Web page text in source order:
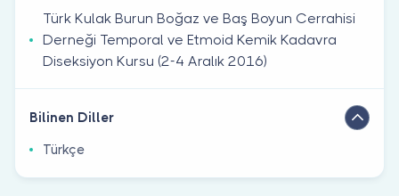
Türk Kulak Burun Boğaz ve Baş Boyun Cerrahisi
Derneği Temporal ve Etmoid Kemik Kadavra
Diseksiyon Kursu (2-4 Aralık 2016)
Bilinen Diller
Türkçe